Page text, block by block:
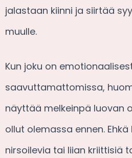
jalastaan kiinni ja siirtää
muulle.
Kun joku on
saavuttamattomissa,
näyttää melkeinpä luovan
ollut olemassa ennen.
nirsoilevia tai liian kriittisiä